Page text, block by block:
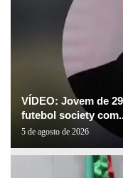
VÍDEO: Jovem de
futebol society
5 de agosto de 2026